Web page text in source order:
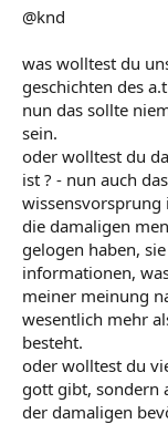
@knd
was wolltest du
geschichten des
nun das sollte
sein.
oder wolltest du
ist ? - nun auch
wissensvorsprung
die damaligen
gelogen haben,
informationen,
meiner meinung
wesentlich mehr
besteht.
oder wolltest du
gott gibt, sondern
der damaligen